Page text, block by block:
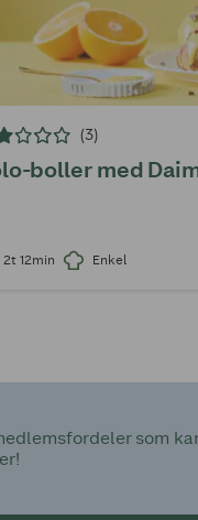
(3)
boller med
2t 12min Enkel
som